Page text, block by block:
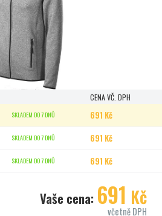
CENA VČ. DPH
SKLADEM DO 7 DNŮ 691 Kč
SKLADEM DO 7 DNŮ 691 Kč
SKLADEM DO 7 DNŮ 691 Kč
Vaše cena: 691 Kč
včetně DPH